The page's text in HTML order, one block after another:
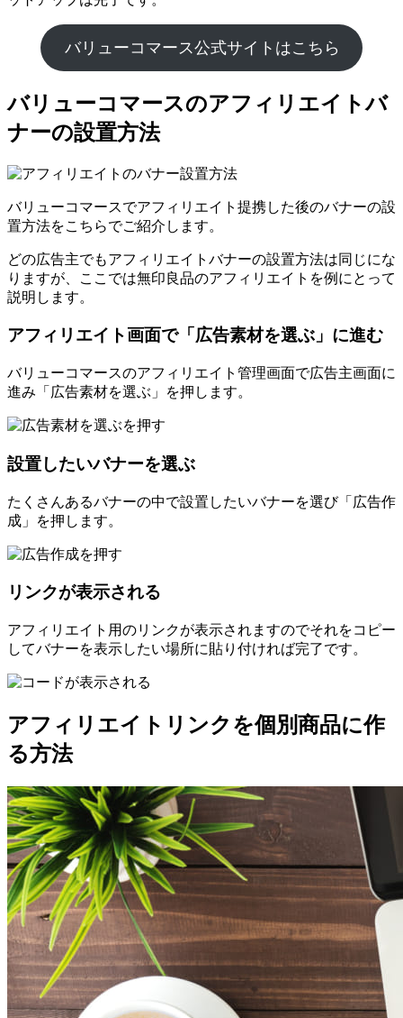
バリューコマース公式サイトはこちら
バリューコマースのアフィリエイトバ
ナーの設置方法
バリューコマースでアフィリエイト提携した後のバナーの設
置方法をこちらでご紹介します。
どの広告主でもアフィリエイトバナーの設置方法は同じにな
りますが、ここでは無印良品のアフィリエイトを例にとって
説明します。
アフィリエイト画面で「広告素材を選ぶ」に進む
バリューコマースのアフィリエイト管理画面で広告主画面に
進み「広告素材を選ぶ」を押します。
設置したいバナーを選ぶ
たくさんあるバナーの中で設置したいバナーを選び「広告作
成」を押します。
リンクが表示される
アフィリエイト用のリンクが表示されますのでそれをコピー
してバナーを表示したい場所に貼り付ければ完了です。
アフィリエイトリンクを個別商品に作
る方法